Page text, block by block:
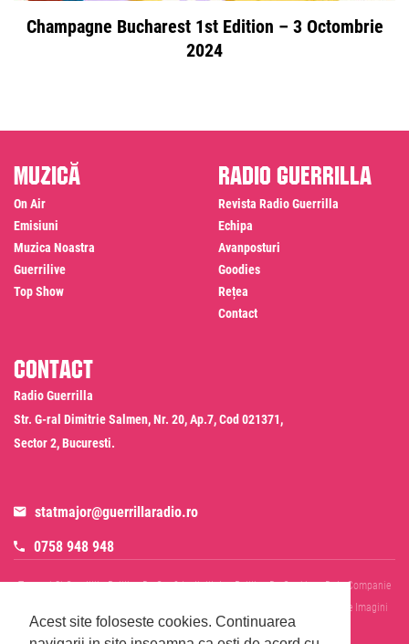
Acest site foloseste cookies. Continuarea
Champagne Bucharest 1st Edition – 3 Octombrie
2024
Muzică
On Air
Emisiuni
Muzica Noastra
Guerrilive
Top Show
Radio Guerrilla
Revista Radio Guerrilla
Echipa
Avanposturi
Goodies
Rețea
Contact
Contact
Radio Guerrilla
Str. G-ral Dimitrie Salmen, Nr. 20, Ap.7, Cod 021371,
Sector 2, Bucuresti.
statmajor@guerrillaradio.ro
0758 948 948
Termeni Si Conditii Politica De Confidentialitate Politica De Cookies
Date Companie
Informare Prelucrare Imagini
Evenimente
Cod Deontologic